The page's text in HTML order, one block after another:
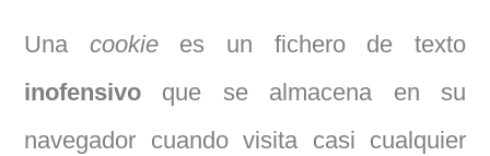
Una cookiees un fichero de texto
inofensivo que se almacena en su
navegador cuando visita casi cualquier